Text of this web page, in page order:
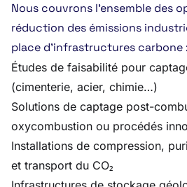
Nous couvrons l’ensemble des
réduction des émissions
place d’infrastructures carbone :
Études de faisabilité pour
(cimenterie, acier, chimie…)
Solutions de captage post-
oxycombustion ou procédés
Installations de compression,
et transport du CO₂